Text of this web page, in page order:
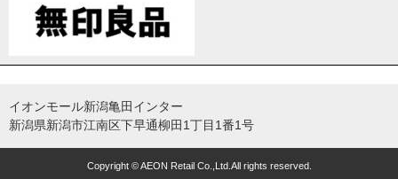
イオンモール新潟亀田インター
新潟県新潟市江南区下早通柳田1丁目1番1号
Copyright © AEON Retail Co.,Ltd.All rights reserved.